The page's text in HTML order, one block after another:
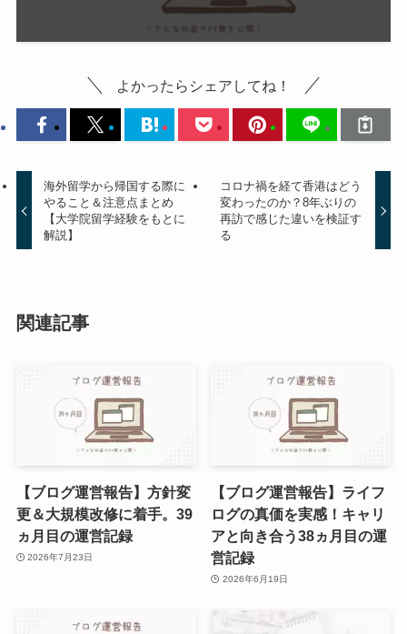
よかったらシェアしてね！
海外留学から帰国する際に
やること＆注意点まとめ
【大学院留学経験をもとに
解説】
コロナ禍を経て香港はどう
変わったのか？8年ぶりの
再訪で感じた違いを検証す
る
関連記事
【ブログ運営報告】方針変
更＆大規模改修に着手。39
ヵ月目の運営記録
2026年7月23日
【ブログ運営報告】ライフ
ログの真価を実感！キャリ
アと向き合う38ヵ月目の運
営記録
2026年6月19日